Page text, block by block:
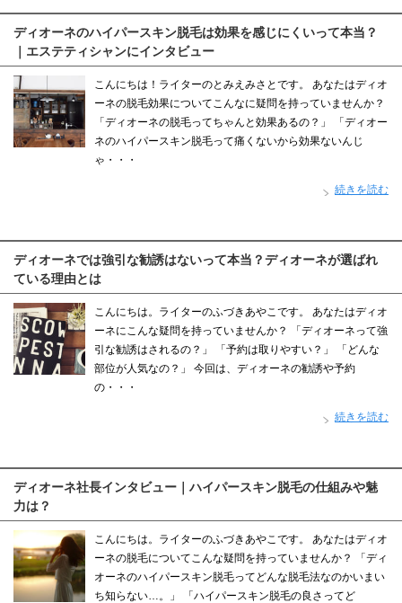
ディオーネのハイパースキン脱毛は効果を感じにくいって本当？
｜エステティシャンにインタビュー
こんにちは！ライターのとみえみさとです。 あなたはディオ
ーネの脱毛効果についてこんなに疑問を持っていませんか？
「ディオーネの脱毛ってちゃんと効果あるの？」 「ディオー
ネのハイパースキン脱毛って痛くないから効果ないんじ
ゃ・・・
続きを読む
ディオーネでは強引な勧誘はないって本当？ディオーネが選ばれ
ている理由とは
こんにちは。ライターのふづきあやこです。 あなたはディオ
ーネにこんな疑問を持っていませんか？ 「ディオーネって強
引な勧誘はされるの？」 「予約は取りやすい？」 「どんな
部位が人気なの？」 今回は、ディオーネの勧誘や予約
の・・・
続きを読む
ディオーネ社長インタビュー｜ハイパースキン脱毛の仕組みや魅
力は？
こんにちは。ライターのふづきあやこです。 あなたはディオ
ーネの脱毛についてこんな疑問を持っていませんか？ 「ディ
オーネのハイパースキン脱毛ってどんな脱毛法なのかいまい
ち知らない…。」 「ハイパースキン脱毛の良さってど